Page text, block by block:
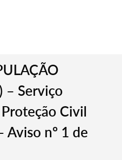
Serviço
Civil
Aviso nº 1 de